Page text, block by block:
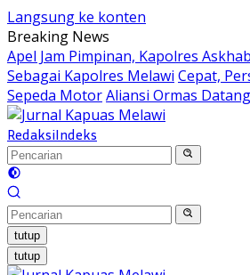
Langsung ke konten
Breaking News
Apel Jam Pimpinan, Kapolres
Sebagai Kapolres Melawi Cepat,
Sepeda MotorAliansi Ormas
RedaksiIndeks
tutup
tutup